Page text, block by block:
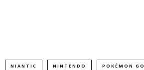
NIANTIC NINTENDO POKÉMON GO